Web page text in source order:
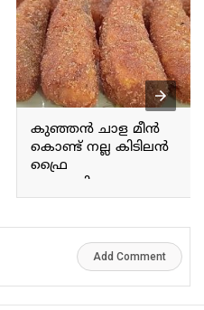
കുഞ്ഞൻ ചാള മീൻ
കൊണ്ട് നല്ല കിടിലൻ
ഫ്രൈ
ഉണ്ടാക്കിയെടുക്കാം
You can make a fantastic
Add Comment